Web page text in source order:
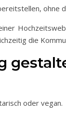
ohne
die
oder vegan.